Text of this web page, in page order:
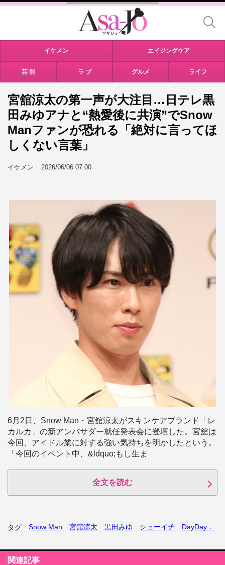
イケメン エイジングケア
芸 能 ラ ブ グルメ ライフ
宮舘涼太の第一声が大注目…日テレ黒
田みゆアナと“熱愛後に共演”でSnow
Manファンが恐れる「絶対に言ってほ
しくない言葉」
イケメン 2026/06/06 07:00
6月2日、Snow Man・宮舘涼太がスキンケアブランド「レ
カルカ」の新アンバサダー就任発表会に登壇した。宮舘は
今回、アイドル業に対する強い気持ちを明かしたという。
「今回のイベント中、&ldquo;もし生ま
全文を読む
タグ Snow Man 宮舘涼太 黒田みゆ シューイチ DayDay．
関連記事